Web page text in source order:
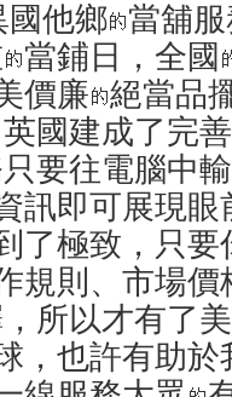
國他鄉 當舖
當鋪日，全國
價廉 絕當品
國建成了完善
要往電腦中
訊即可展現
了極致，只
規則、市場
所以才有了
，也許有助